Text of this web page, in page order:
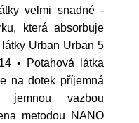
velmi snadné -
která absorbuje
Urban Urban 5
• Potahová látka
na dotek příjemná
jemnou vazbou
metodou NANO